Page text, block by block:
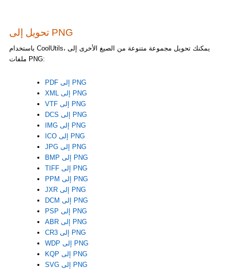
تحويل إلى PNG
باستخدام CoolUtils، يمكنك تحويل مجموعة متنوعة من الصيغ الأخرى إلى
ملفات PNG:
PDF إلى PNG
XML إلى PNG
VTF إلى PNG
DCS إلى PNG
IMG إلى PNG
ICO إلى PNG
JPG إلى PNG
BMP إلى PNG
TIFF إلى PNG
PPM إلى PNG
JXR إلى PNG
DCM إلى PNG
PSP إلى PNG
ABR إلى PNG
CR3 إلى PNG
WDP إلى PNG
KQP إلى PNG
SVG إلى PNG